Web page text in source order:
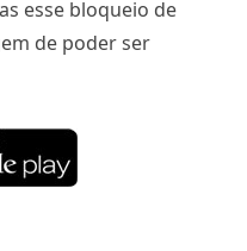
esse bloqueio de
de poder ser